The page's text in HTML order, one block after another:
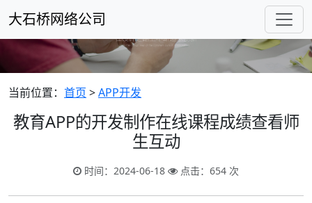
大石桥网络公司
当前位置： 首页 >APP开发
教育APP的开发制作在线课程成绩查看师
生互动
时间：2024-06-18 点击：654 次